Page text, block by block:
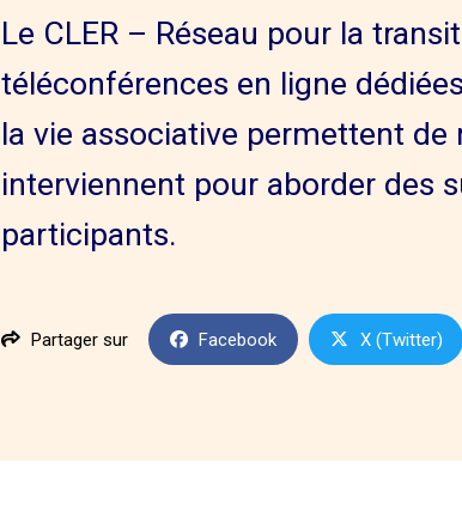
Le CLER – Réseau pour la
téléconférences en ligne
la vie associative permettent
interviennent pour aborder des
participants.
Partager sur Facebook X (Twitter)